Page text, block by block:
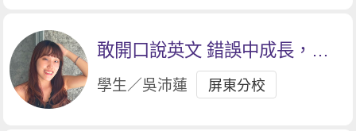
敢開口說英文 錯誤中成長，建
立了更多自信。
學生／吳沛蓮 屏東分校